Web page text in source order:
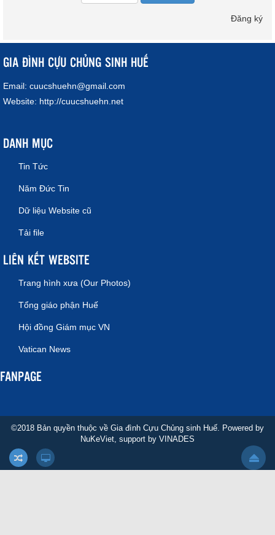
Đăng ký
GIA ĐÌNH CỰU CHỦNG SINH HUẾ
Email: cuucshuehn@gmail.com
Website: http://cuucshuehn.net
DANH MỤC
Tin Tức
Năm Đức Tin
Dữ liệu Website cũ
Tải file
LIÊN KẾT WEBSITE
Trang hình xưa (Our Photos)
Tổng giáo phận Huế
Hội đồng Giám mục VN
Vatican News
FANPAGE
©2018 Bản quyền thuộc về Gia đình Cựu Chủng sinh Huế. Powered by
NuKeViet , support by VINADES